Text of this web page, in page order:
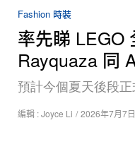
Fashion 時裝
率先睇 LEGO
Rayquaza 同
預計今個夏天後段正
編輯 :Joyce Li / 2026年7月7日